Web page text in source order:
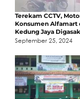
Terekam CCTV,
Konsumen Alfamart
Kedung Jaya
September 25, 2024